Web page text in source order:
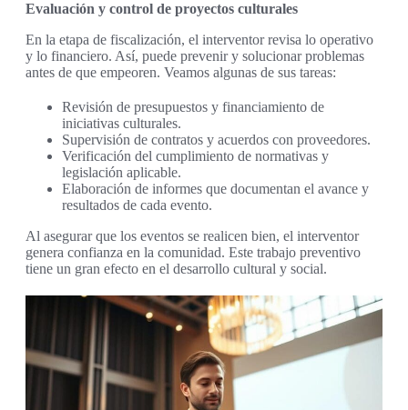
Evaluación y control de proyectos culturales
En la etapa de fiscalización, el interventor revisa lo operativo
y lo financiero. Así, puede prevenir y solucionar problemas
antes de que empeoren. Veamos algunas de sus tareas:
Revisión de presupuestos y financiamiento de
iniciativas culturales.
Supervisión de contratos y acuerdos con proveedores.
Verificación del cumplimiento de normativas y
legislación aplicable.
Elaboración de informes que documentan el avance y
resultados de cada evento.
Al asegurar que los eventos se realicen bien, el interventor
genera confianza en la comunidad. Este trabajo preventivo
tiene un gran efecto en el desarrollo cultural y social.